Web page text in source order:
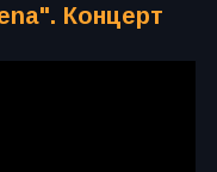
Концерт